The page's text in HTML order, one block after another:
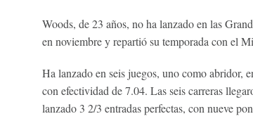
Woods, de 23 años, no ha lanzado en las
en noviembre y repartió su temporada con el
Ha lanzado en seis juegos, uno como abridor,
con efectividad de 7.04. Las seis carreras
lanzado 3 2/3 entradas perfectas, con nueve